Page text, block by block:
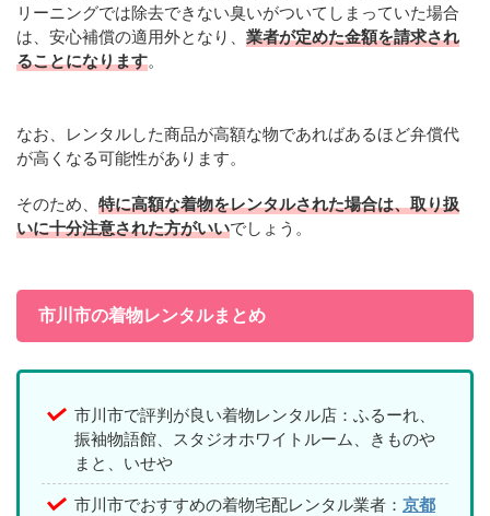
リーニングでは除去できない臭いがついてしまっていた場合
は、安心補償の適用外となり、 業者が定めた金額を請求され
ることになります。
なお、レンタルした商品が高額な物であればあるほど弁償代
が高くなる可能性があります。
そのため、 特に高額な着物をレンタルされた場合は、取り扱
いに十分注意された方がいいでしょう。
市川市の着物レンタルまとめ
市川市で評判が良い着物レンタル店：ふるーれ、
振袖物語館、スタジオホワイトルーム、きものや
まと、いせや
市川市でおすすめの着物宅配レンタル業者： 京都